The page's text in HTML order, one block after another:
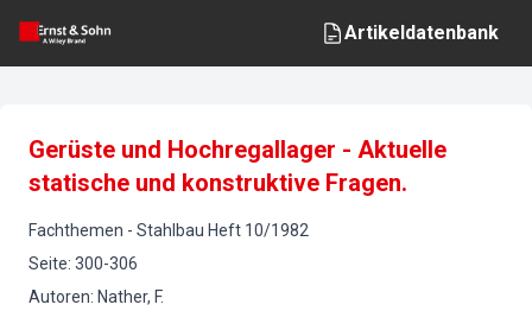
Artikeldatenbank
Gerüste und Hochregallager - Aktuelle
statische und konstruktive Fragen.
Fachthemen - Stahlbau Heft 10/1982
Seite: 300-306
Autoren: Nather, F.